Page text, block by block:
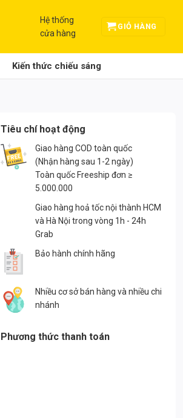
Hệ thống
cửa hàng
GIỎ HÀNG
Kiến thức chiếu sáng
Tiêu chí hoạt động
Giao hàng COD toàn quốc
(Nhận hàng sau 1-2 ngày)
Toàn quốc Freeship đơn ≥
5.000.000
Giao hàng hoả tốc nội thành HCM
và Hà Nội trong vòng 1h - 24h
Grab
Bảo hành chính hãng
Nhiều cơ sở bán hàng và nhiều chi
nhánh
Phương thức thanh toán